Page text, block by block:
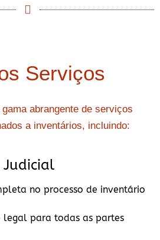
Serviços
abrangente de serviços
a inventários, incluindo:
no processo de inventário
legal para todas as partes